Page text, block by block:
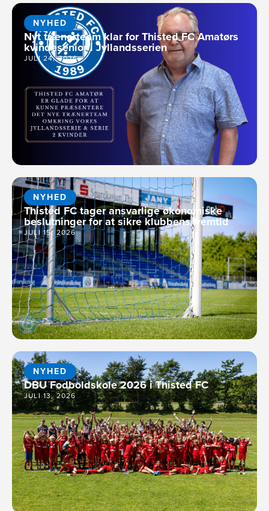
NYHED
Nyt trænerteam klar for Thisted FC Amatørs
kvindesenior i Jyllandsserien
JULI 24, 2026
NYHED
Thisted FC tager ansvarlige økonomiske
beslutninger for at sikre klubbens fremtid
JULI 15, 2026
NYHED
DBU Fodboldskole 2026 i Thisted FC
JULI 13, 2026